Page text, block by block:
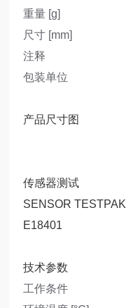
重量 [g]
尺寸 [mm]
注释
包装单位
产品尺寸图
传感器测试
SENSOR TESTPAK
E18401
技术参数
工作条件